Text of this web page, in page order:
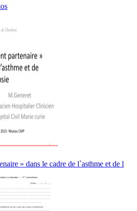
» dans le cadre de l`asthme et de l